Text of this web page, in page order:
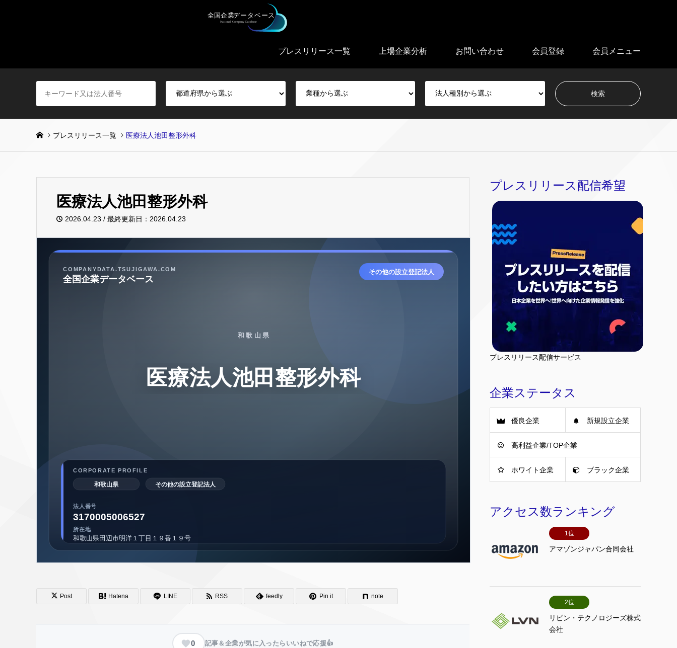
プレスリリース一覧 上場企業分析 お問い合わせ 会員登録 会員メニュー
プレスリリース一覧 医療法人池田整形外科
医療法人池田整形外科
2026.04.23 / 最終更新日：2026.04.23
Post Hatena LINE RSS feedly Pin it note
0 記事＆企業が気に入ったらいいねで応援👍
プレスリリース配信希望
プレスリリース配信サービス
企業ステータス
優良企業 新規設立企業
高利益企業/TOP企業
ホワイト企業 ブラック企業
アクセス数ランキング
1位
アマゾンジャパン合同会社
2位
リビン・テクノロジーズ株式
会社